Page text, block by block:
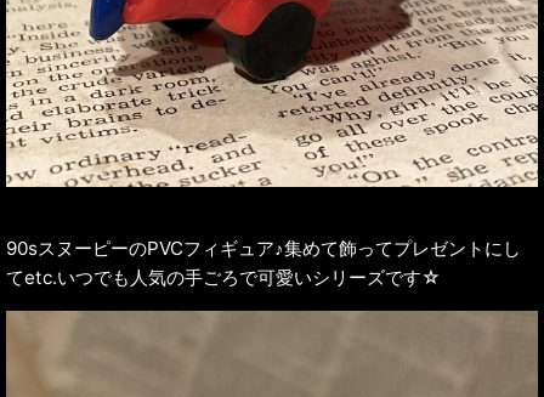
90sスヌーピーのPVCフィギュア♪集めて飾ってプレゼントにし
てetc.いつでも人気の手ごろで可愛いシリーズです☆